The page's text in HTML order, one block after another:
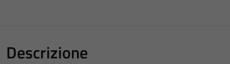
Descrizione